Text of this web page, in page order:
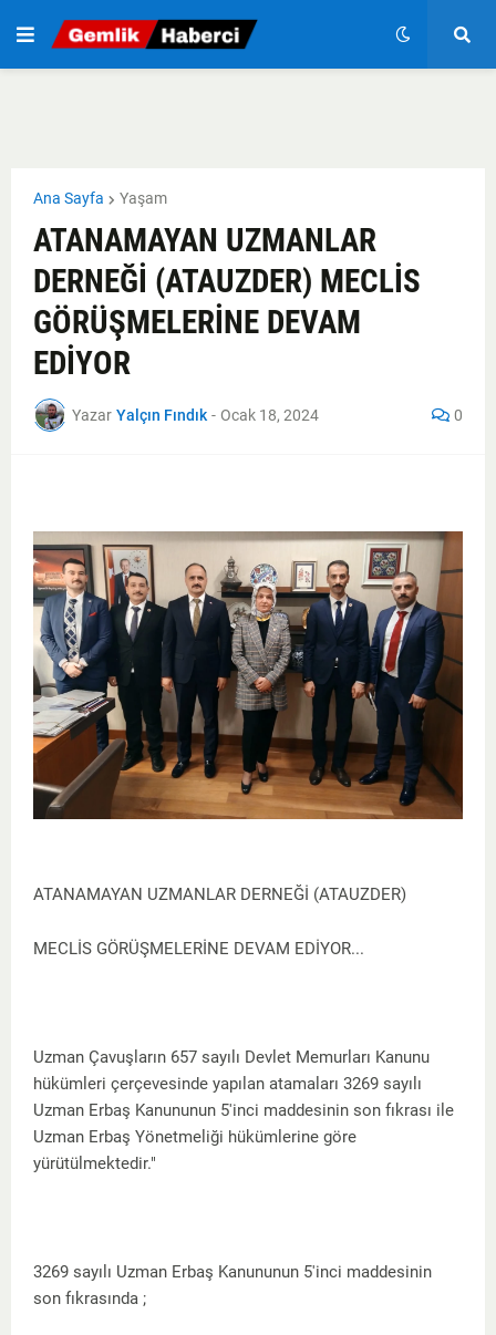
Ana Sayfa Yaşam
ATANAMAYAN UZMANLAR
DERNEĞİ (ATAUZDER) MECLİS
GÖRÜŞMELERİNE DEVAM
EDİYOR
Yazar Yalçın Fındık - Ocak 18, 2024 0
ATANAMAYAN UZMANLAR DERNEĞİ (ATAUZDER)
MECLİS GÖRÜŞMELERİNE DEVAM EDİYOR...
Uzman Çavuşların 657 sayılı Devlet Memurları Kanunu
hükümleri çerçevesinde yapılan atamaları 3269 sayılı
Uzman Erbaş Kanununun 5'inci maddesinin son fıkrası ile
Uzman Erbaş Yönetmeliği hükümlerine göre
yürütülmektedir."
3269 sayılı Uzman Erbaş Kanununun 5'inci maddesinin
son fıkrasında ;